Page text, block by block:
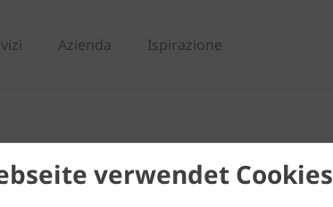
verwendet Cookies
Azienda Ispirazione